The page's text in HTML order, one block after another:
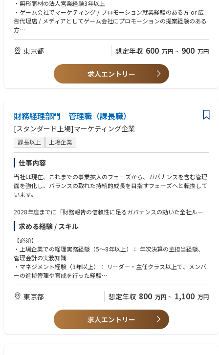
・中国ゲーム業界の市場調査 / リードの創出 / 既存顧客のリレーション構
築 / 新規開拓営業
・市場調査や商談をもとににした商品開発や改良
【このポジションの魅力】
■ゲームタイトルがあるだけ営業機会が生まれる
・各社複数タイトルが市場にあるので、その分営業機会があります。
・プラットフォームならではの利点を活かした営業活動ができます。
画提案ができます。
・また、日本及び海外の全てのゲーム会社へアプローチできるので、キャ
リアの幅の広がり及びゲーム企業へのコネクションの構築も期待できま
す。
・無形商材の法人営業経験3年以上
・ゲーム会社でマーケティング / プロモーション就業経験のある方 or 広
告代理店 / メディアとしてゲーム会社にプロモーションの提案経験のある
方
・ビジネスレベルの日本語と、ネイティブレベルの中国語(北京語, 広東語
問わず)
※社内コミュニケーションは日本語となります
東京都 想定年収 600 万円 ~ 900 万円
求人エントリー
財務経理部門 管理職（課長職）
[スタンダード上場]マーケティング企業
課長以上 上場企業
仕事内容
当社は現在、これまでの事業拡大のフェーズから、ガバナンスを含む管理
面を強化し、バランスの取れた持続的成長を目指すフェーズへと転換して
います。
2028年度までに「財務報告の信頼性に足るガバナンスの効いた全社ルール
の再整備と運用定着」を実現するため、課長職として組織を牽引いただけ
る方を募集します。
【具体的な業務内容】
・決算・開示実務の統括： 年次・四半期決算、連結決算のレビュー、およ
び決算短信・有価証券報告書等の作成
・マネジメント： 3名以上のメンバーマネジメント（リーダー・主任クラ
・ガバナンスの再整備： 財務報告の信頼性を高めるための全社ルール構
築、J-SOX対応の高度化
・経営判断のサポート： 会計・経理の高度化による迅速な数値提供と、経
営陣への適切なレポート
・外部対応： 監査法人対応、税務調査対応、金融機関との折衝
求める経験 / スキル
【必須】
・上場企業での経理実務経験（5〜8年以上）： 年次決算の主担当経験、
管理会計の実務知識
・マネジメント経験（3年以上）： リーダー・主任クラス以上で、メンバ
ーの進捗管理や育成を行った経験
・テクニカルスキル： 開示実務、税務の基礎知識
・スタンス： 変化を恐れない柔軟性、不確実な状況でも自ら考え行動でき
る能力
・連結決算、財務（資金繰り等）の実務経験
東京都 想定年収 800 万円 ~ 1,100 万円
求人エントリー